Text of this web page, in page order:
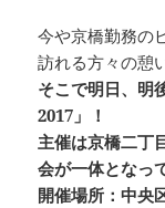
今や京橋勤務の
訪れる方々の憩
そこで明日、明
2017」！
主催は京橋二丁
会が一体となっ
開催場所：中